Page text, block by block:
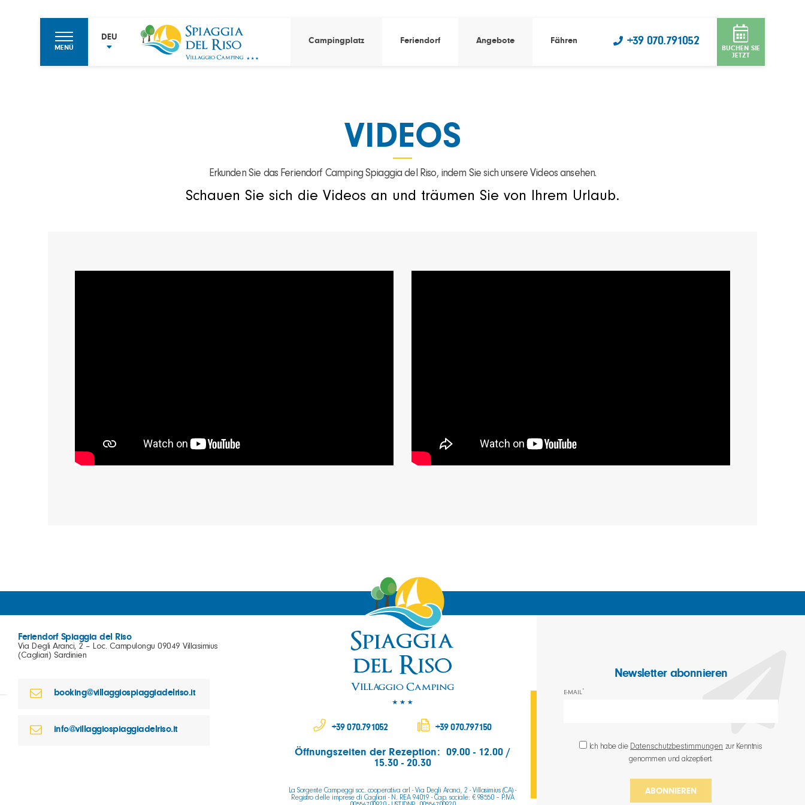
MENÜ
DEU Campingplatz Feriendorf Angebote Fähren +39 070.791052
BUCHEN SIE
JETZT
VIDEOS
Erkunden Sie das Feriendorf Camping Spiaggia del Riso, indem Sie sich unsere Videos ansehen.
Schauen Sie sich die Videos an und träumen Sie von Ihrem Urlaub.
Feriendorf Spiaggia del Riso
Via Degli Aranci, 2 – Loc. Campulongu 09049 Villasimius
(Cagliari) Sardinien
booking@villaggiospiaggiadelriso.it
info@villaggiospiaggiadelriso.it +39 070.791052 +39 070.797150
Öffnungszeiten der Rezeption: 09.00 - 12.00 /
15.30 - 20.30
La Sorgente Campeggi soc. cooperativa arl - Via Degli Aranci, 2 - Villasimius (CA) -
Registro delle imprese di Cagliari - N. REA 94019 - Cap. sociale: € 98550 – P.IVA
Newsletter abonnieren
E-MAIL*
Ich habe die Datenschutzbestimmungen zur Kenntnis
genommen und akzeptiert.